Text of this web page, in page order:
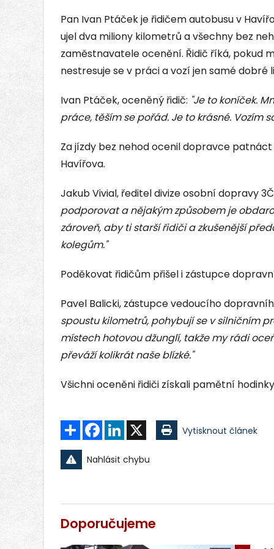
Pan Ivan Ptáček je řidičem autobusu v
ujel dva miliony kilometrů a všechny bez
zaměstnavatele ocenění. Řidič říká, pokud
nestresuje se v práci a vozí jen samé dobré
Ivan Ptáček, oceněný řidič: "Je to koníček.
práce, těším se pořád. Je to krásné. Vozím
Za jízdy bez nehod ocenil dopravce
Havířova.
Jakub Vivial, ředitel divize osobní dopravy
podporovat a nějakým způsobem je
zároveň, aby ti starší řidiči a zkušenější
kolegům."
Poděkovat řidičům přišel i zástupce
Pavel Balicki, zástupce vedoucího
spoustu kilometrů, pohybují se v silničním
místech hotovou džunglí, takže my rádi
převáží kolikrát naše blízké."
Všichni oceněni řidiči získali pamětní
Sdílet FacebookLinkedIn Vytisknout článek
Nahlásit chybu
Doporučujeme